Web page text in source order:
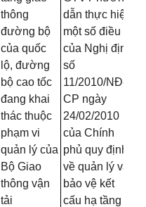
thông
đường bộ
của quốc
lộ, đường
bộ cao tốc
đang khai
thác thuộc
phạm vi
quản lý của
Bộ Giao
thông vận
tải
dẫn thực hiện
một số điều
của Nghị định
số
11/2010/NĐ-
CP ngày
24/02/2010
của Chính
phủ quy định
về quản lý và
bảo vệ kết
cấu hạ tầng